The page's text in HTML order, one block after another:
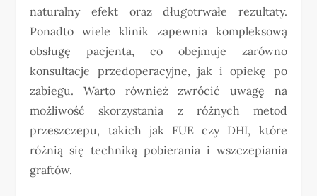
naturalny efekt oraz długotrwałe rezultaty.
Ponadto wiele klinik zapewnia kompleksową
obsługę pacjenta, co obejmuje zarówno
konsultacje przedoperacyjne, jak i opiekę po
zabiegu. Warto również zwrócić uwagę na
możliwość skorzystania z różnych metod
przeszczepu, takich jak FUE czy DHI, które
różnią się techniką pobierania i wszczepiania
graftów.